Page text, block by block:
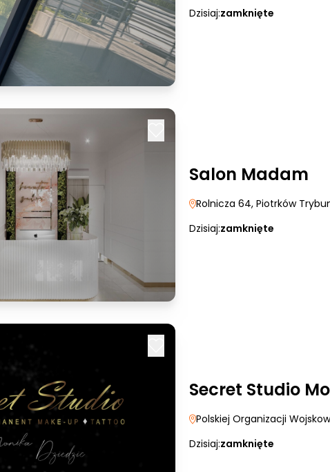
Dzisiaj:zamknięte
Salon Madam
Rolnicza 64, Piotrków
Dzisiaj:zamknięte
Secret Studio
Polskiej Organizacji
Dzisiaj:zamknięte